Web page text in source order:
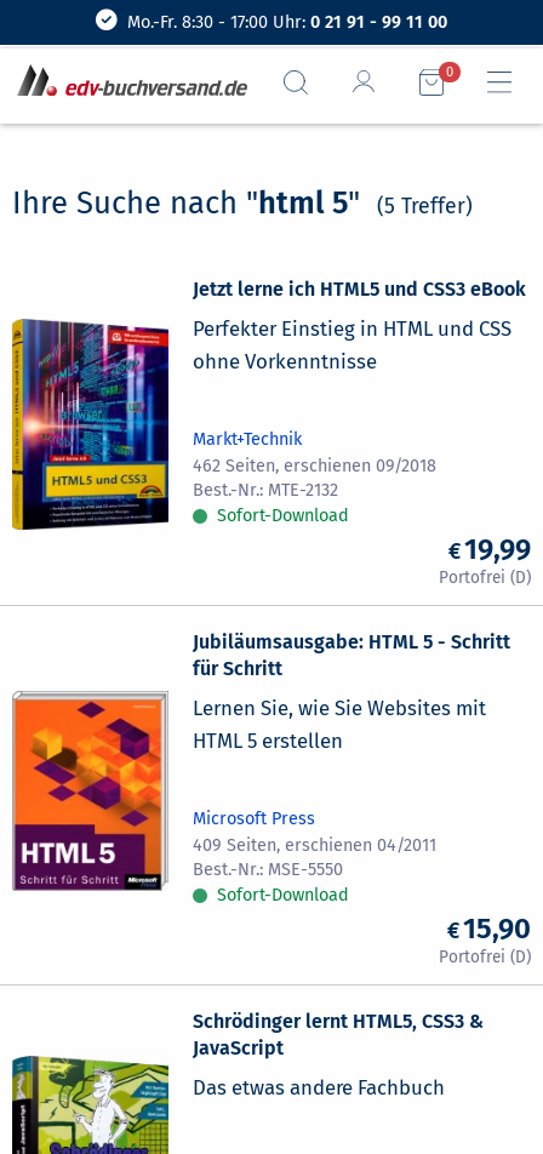
Mo.-Fr. 8:30 - 17:00 Uhr: 0 21 91 - 99 11 00
0
Ihre Suche nach "html 5" (5 Treffer)
Jetzt lerne ich HTML5 und CSS3 eBook
Perfekter Einstieg in HTML und CSS
ohne Vorkenntnisse
Markt+Technik
462 Seiten, erschienen 09/2018
MTE-2132
Sofort-Download
19,99
Jubiläumsausgabe: HTML 5 - Schritt
für Schritt
Lernen Sie, wie Sie Websites mit
HTML 5 erstellen
Microsoft Press
409 Seiten, erschienen 04/2011
MSE-5550
Sofort-Download
15,90
Schrödinger lernt HTML5, CSS3 &
JavaScript
Das etwas andere Fachbuch